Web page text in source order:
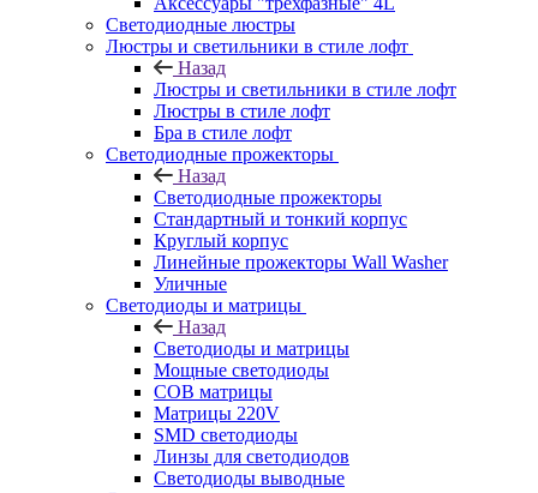
Светодиодные люстры
Люстры и светильники в стиле лофт
Назад
Люстры и светильники в стиле лофт
Люстры в стиле лофт
Бра в стиле лофт
Светодиодные прожекторы
Назад
Светодиодные прожекторы
Стандартный и тонкий корпус
Круглый корпус
Линейные прожекторы Wall Washer
Уличные
Светодиоды и матрицы
Назад
Светодиоды и матрицы
Мощные светодиоды
COB матрицы
Матрицы 220V
SMD светодиоды
Линзы для светодиодов
Светодиоды выводные